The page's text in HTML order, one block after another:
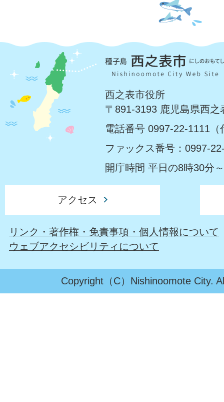
西之表市役所
〒891-3193 鹿児島県西
電話番号 0997-22-1111（
ファックス番号：0997-
開庁時間 平日の8時30分
アクセス
リンク・著作権・免責事項・個人情報について
ウェブアクセシビリティについて
Copyright（C）Nishinoomote City.